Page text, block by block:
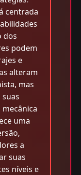
centrada
dos
podem
e
alteram
mas
uma
a
suas
níveis e